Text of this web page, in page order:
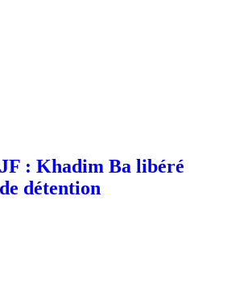
: Khadim Ba libéré
détention